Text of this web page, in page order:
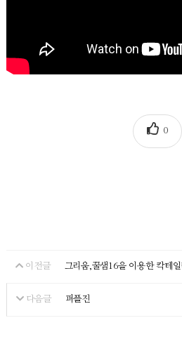
0
이전글 그리움,꿀샘16을 이용한 칵테일
다음글 퍼플진